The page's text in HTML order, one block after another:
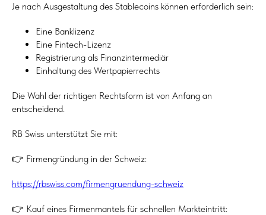
Je nach Ausgestaltung des Stablecoins können erforderlich sein:
Eine Banklizenz
Eine Fintech-Lizenz
Registrierung als Finanzintermediär
Einhaltung des Wertpapierrechts
Die Wahl der richtigen Rechtsform ist von Anfang an
entscheidend.
RB Swiss unterstützt Sie mit:
👉 Firmengründung in der Schweiz:
https://rbswiss.com/firmengruendung-schweiz
👉 Kauf eines Firmenmantels für schnellen Markteintritt: